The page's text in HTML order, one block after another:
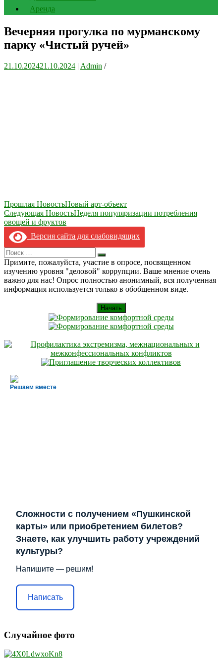
Аренда
Вечерняя прогулка по мурманскому
парку «Чистый ручей»
21.10.202421.10.2024 | Admin /
Навигация
по
записям
Прошлая НовостьНовый арт-объект
Следующая НовостьНеделя популяризации потребления
овощей и фруктов
Версия сайта для слабовидящих
Search
for:
Искать
Примите, пожалуйста, участие в опросе, посвященном
изучению уровня "деловой" коррупции. Ваше мнение очень
важно для нас! Опрос полностью анонимный, вся полученная
информация используется только в обобщенном виде.
Начать
Решаем вместе
Сложности с получением «Пушкинской
карты» или приобретением билетов?
Знаете, как улучшить работу учреждений
культуры?
Напишите — решим!
Написать
Случайное фото